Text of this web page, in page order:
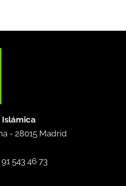
- 28015 Madrid
543 46 73